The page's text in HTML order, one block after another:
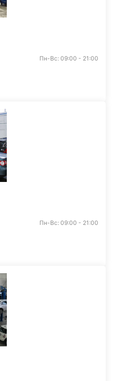
Пн-Вс: 09:00 - 21:00
Пн-Вс: 09:00 - 21:00